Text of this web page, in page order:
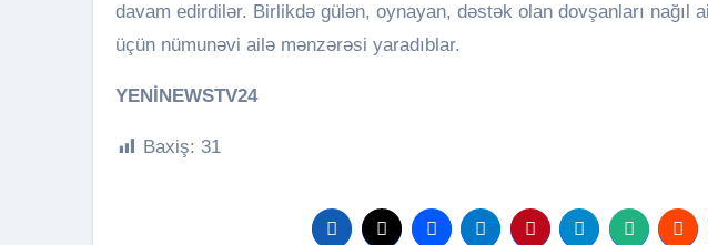
davam edirdilər. Birlikdə gülən, oynayan, dəstək olan dovşanları nağıl
üçün nümunəvi ailə mənzərəsi yaradıblar.
YENİNEWSTV24
Baxiş: 31